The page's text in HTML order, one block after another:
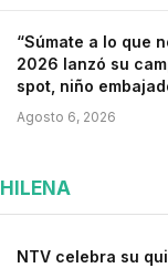
“Súmate a lo que
2026 lanzó su
spot, niño
Agosto 6, 2026
NTV celebra su